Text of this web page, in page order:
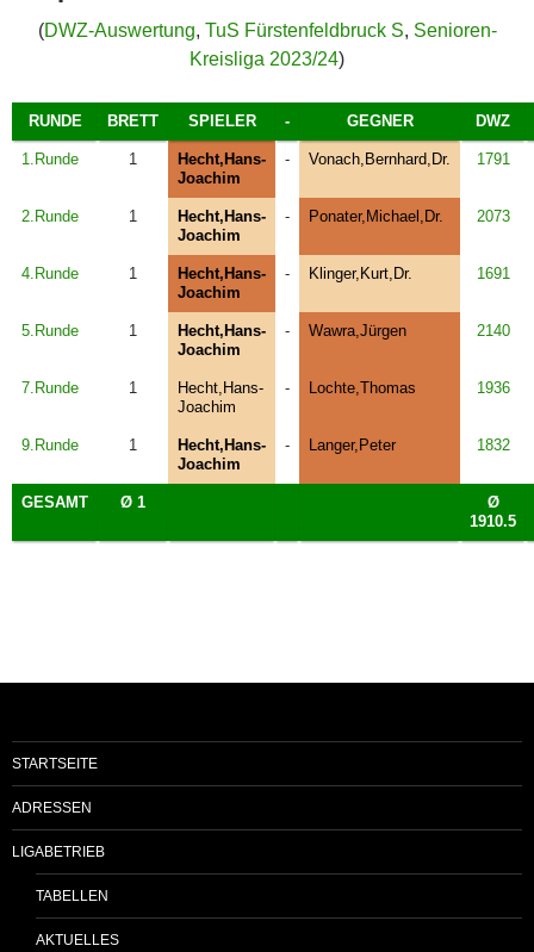
(DWZ-Auswertung, TuS Fürstenfeldbruck S, Senioren-
Kreisliga 2023/24)
RUNDE BRETT SPIELER - GEGNER DWZ
1.Runde 1
Hecht,Hans-
Joachim
- Vonach,Bernhard,Dr. 1791
2.Runde 1
Hecht,Hans-
Joachim
- Ponater,Michael,Dr. 2073
4.Runde 1
Hecht,Hans-
Joachim
- Klinger,Kurt,Dr. 1691
5.Runde 1
Hecht,Hans-
Joachim
- Wawra,Jürgen 2140
7.Runde 1
Hecht,Hans-
Joachim
- Lochte,Thomas 1936
9.Runde 1
Hecht,Hans-
Joachim
- Langer,Peter 1832
GESAMT Ø 1
Ø
1910.5
STARTSEITE
ADRESSEN
LIGABETRIEB
TABELLEN
AKTUELLES